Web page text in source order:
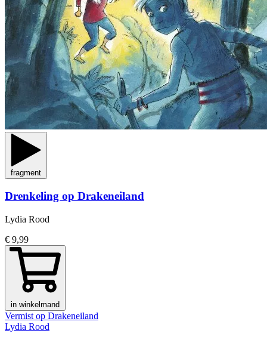
fragment
Drenkeling op Drakeneiland
Lydia Rood
€ 9,99
in winkelmand
Vermist op Drakeneiland
Lydia Rood